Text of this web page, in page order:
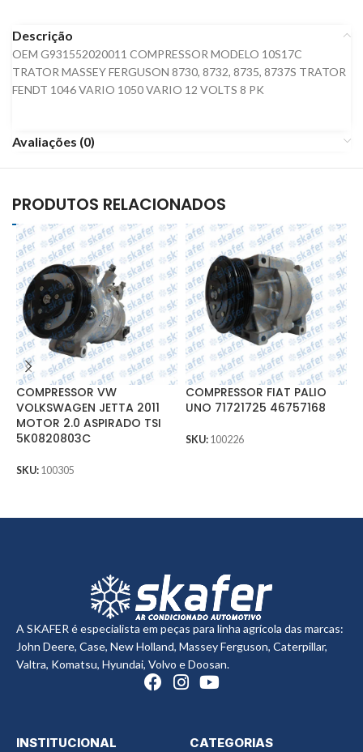
Descrição
OEM G931552020011 COMPRESSOR MODELO 10S17C
TRATOR MASSEY FERGUSON 8730, 8732, 8735, 8737S TRATOR
FENDT 1046 VARIO 1050 VARIO 12 VOLTS 8 PK
Avaliações (0)
PRODUTOS RELACIONADOS
COMPRESSOR VW
VOLKSWAGEN JETTA 2011
MOTOR 2.0 ASPIRADO TSI
5K0820803C
SKU: 100305
COMPRESSOR FIAT PALIO
UNO 71721725 46757168
SKU: 100226
A SKAFER é especialista em peças para linha agrícola das marcas:
John Deere, Case, New Holland, Massey Ferguson, Caterpillar,
Valtra, Komatsu, Hyundai, Volvo e Doosan.
INSTITUCIONAL CATEGORIAS